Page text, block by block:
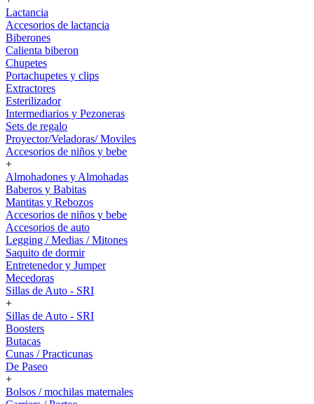
Lactancia
Accesorios de lactancia
Biberones
Calienta biberon
Chupetes
Portachupetes y clips
Extractores
Esterilizador
Intermediarios y Pezoneras
Sets de regalo
Proyector/Veladoras/ Moviles
Accesorios de niños y bebe
+
Almohadones y Almohadas
Baberos y Babitas
Mantitas y Rebozos
Accesorios de niños y bebe
Accesorios de auto
Legging / Medias / Mitones
Saquito de dormir
Entretenedor y Jumper
Mecedoras
Sillas de Auto - SRI
+
Sillas de Auto - SRI
Boosters
Butacas
Cunas / Practicunas
De Paseo
+
Bolsos / mochilas maternales